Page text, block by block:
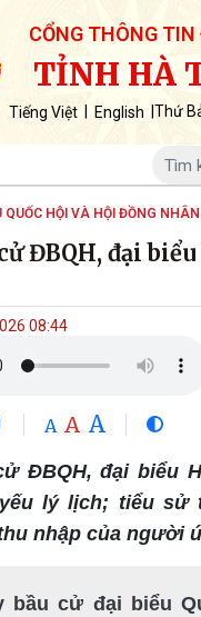
CỔNG THÔNG
TỈNH HÀ
Tiếng Việt English Thứ
QUỐC HỘI VÀ HỘI ĐỒNG
ĐBQH, đại
08:44
A A A
ĐBQH, đại biểu
lý lịch; tiểu sử
nhập của người
bầu cử đại biểu